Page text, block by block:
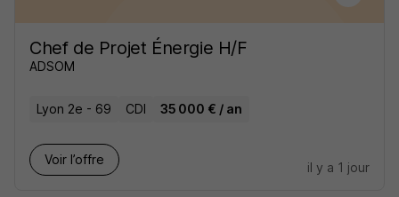
Chef de Projet Énergie H/F
ADSOM
Lyon 2e - 69 CDI 35 000 € / an
Voir l’offre
il y a 1 jour